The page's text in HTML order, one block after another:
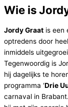
Wie is
Jordy Graat is een
optredens door
inmiddels
Tegenwoordig is
hij dagelijks te
programma ‘Drie
carnaval in